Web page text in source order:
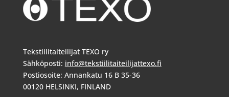
Tekstiilitaiteilijat TEXO ry
Sähköposti: info@tekstiilitaiteilijattexo.fi
Postiosoite: Annankatu 16 B 35-36
00120 HELSINKI, FINLAND